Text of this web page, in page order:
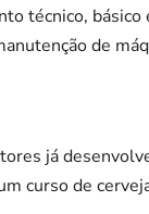
técnico,
de
já
curso de